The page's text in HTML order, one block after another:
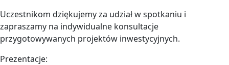
Uczestnikom dziękujemy za udział w spotkaniu i
zapraszamy na indywidualne konsultacje
przygotowywanych projektów inwestycyjnych.
Prezentacje: